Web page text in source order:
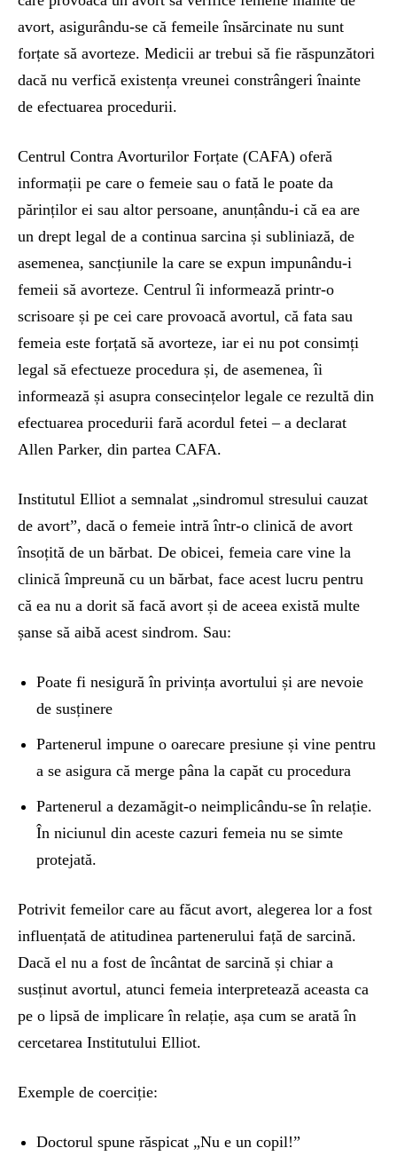
avort, asigurându-se că femeile însărcinate nu sunt
forțate să avorteze. Medicii ar trebui să fie răspunzători
dacă nu verfică existența vreunei constrângeri înainte
de efectuarea procedurii.
Centrul Contra Avorturilor Forțate (CAFA) oferă
informații pe care o femeie sau o fată le poate da
părinților ei sau altor persoane, anunțându-i că ea are
un drept legal de a continua sarcina și subliniază, de
asemenea, sancțiunile la care se expun impunându-i
femeii să avorteze. Centrul îi informează printr-o
scrisoare și pe cei care provoacă avortul, că fata sau
femeia este forțată să avorteze, iar ei nu pot consimți
legal să efectueze procedura și, de asemenea, îi
informează și asupra consecințelor legale ce rezultă din
efectuarea procedurii fară acordul fetei – a declarat
Allen Parker, din partea CAFA.
Institutul Elliot a semnalat „sindromul stresului cauzat
de avort”, dacă o femeie intră într-o clinică de avort
însoțită de un bărbat. De obicei, femeia care vine la
clinică împreună cu un bărbat, face acest lucru pentru
că ea nu a dorit să facă avort și de aceea există multe
șanse să aibă acest sindrom. Sau:
Poate fi nesigură în privința avortului și are nevoie
de susținere
Partenerul impune o oarecare presiune și vine pentru
a se asigura că merge pâna la capăt cu procedura
Partenerul a dezamăgit-o neimplicându-se în relație.
În niciunul din aceste cazuri femeia nu se simte
protejată.
Potrivit femeilor care au făcut avort, alegerea lor a fost
influențată de atitudinea partenerului față de sarcină.
Dacă el nu a fost de încântat de sarcină și chiar a
susținut avortul, atunci femeia interpretează aceasta ca
pe o lipsă de implicare în relație, așa cum se arată în
cercetarea Institutului Elliot.
Exemple de coerciție:
Doctorul spune răspicat „Nu e un copil!”